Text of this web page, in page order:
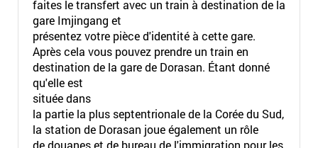
faites le transfert avec un train à destination de la
gare Imjingang et
présentez votre pièce d'identité à cette gare.
Après cela vous pouvez prendre un train en
destination de la gare de Dorasan. Étant donné
qu'elle est
située dans
la partie la plus septentrionale de la Corée du Sud,
la station de Dorasan joue également un rôle
de douanes et de bureau de l'immigration pour les